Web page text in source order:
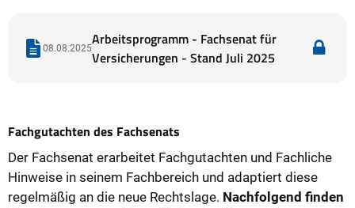
08.08.2025Arbeitsprogramm - Fachsenat für
Versicherungen - Stand Juli 2025
Fachgutachten des Fachsenats
Der Fachsenat erarbeitet Fachgutachten und Fachliche
Hinweise in seinem Fachbereich und adaptiert diese
regelmäßig an die neue Rechtslage. Nachfolgend finden